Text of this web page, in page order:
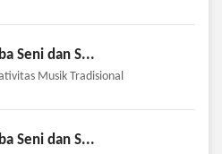
Seni dan S...
Musik Tradisional
Seni dan S...